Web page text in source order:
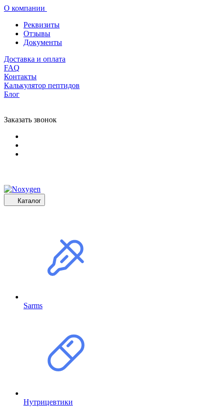
О компании
Реквизиты
Отзывы
Документы
Доставка и оплата
FAQ
Контакты
Калькулятор пептидов
Блог
Заказать звонок
Каталог
Sarms
Нутрицевтики